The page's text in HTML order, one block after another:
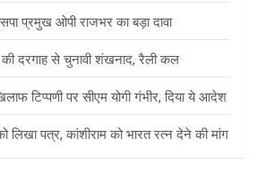
प्रमुख ओपी राजभर का बड़ा दावा
दरगाह से चुनावी शंखनाद, रैली कल
टिप्पणी पर सीएम योगी गंभीर, दिया ये आदेश
लिखा पत्र, कांशीराम को भारत रत्न देने की मांग